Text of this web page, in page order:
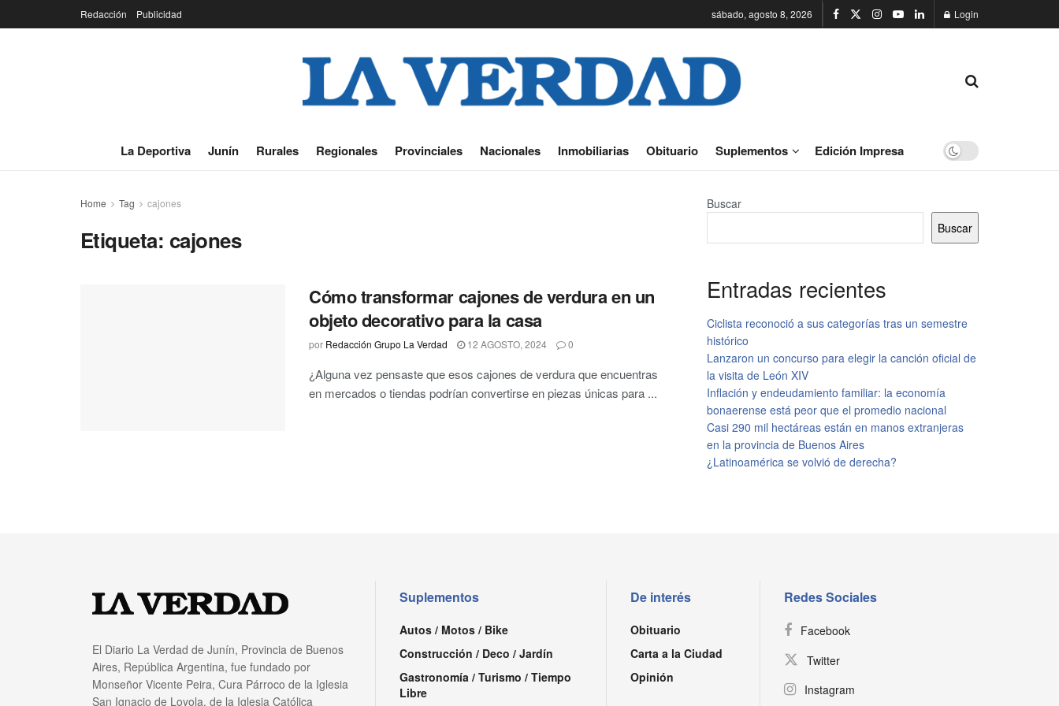
Redacción Publicidad sábado, agosto 8, 2026 Login
La Deportiva Junín Rurales Regionales Provinciales Nacionales Inmobiliarias Obituario Suplementos Edición Impresa
Home Tag cajones
Etiqueta: cajones
Cómo transformar cajones de verdura en un
objeto decorativo para la casa
por Redacción Grupo La Verdad 12 AGOSTO, 2024 0
¿Alguna vez pensaste que esos cajones de verdura que encuentras
en mercados o tiendas podrían convertirse en piezas únicas para ...
Buscar
Buscar
Entradas recientes
Ciclista reconoció a sus categorías tras un semestre
histórico
Lanzaron un concurso para elegir la canción oficial de
la visita de León XIV
Inflación y endeudamiento familiar: la economía
bonaerense está peor que el promedio nacional
Casi 290 mil hectáreas están en manos extranjeras
en la provincia de Buenos Aires
¿Latinoamérica se volvió de derecha?
El Diario La Verdad de Junín, Provincia de Buenos
Aires, República Argentina, fue fundado por
Monseñor Vicente Peira, Cura Párroco de la Iglesia
San Ignacio de Loyola, de la Iglesia Católica
Suplementos
Autos / Motos / Bike
Construcción / Deco / Jardín
Gastronomía / Turismo / Tiempo
Libre
De interés
Obituario
Carta a la Ciudad
Opinión
Redes Sociales
Facebook
Twitter
Instagram